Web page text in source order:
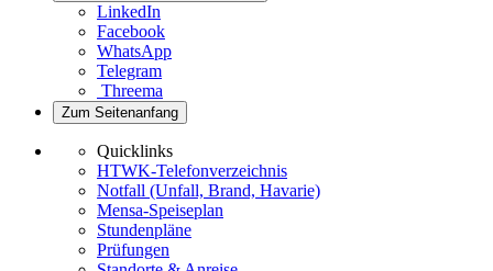
LinkedIn
Facebook
WhatsApp
Telegram
Threema
Zum Seitenanfang
Quicklinks
HTWK-Telefonverzeichnis
Notfall (Unfall, Brand, Havarie)
Mensa-Speiseplan
Stundenpläne
Prüfungen